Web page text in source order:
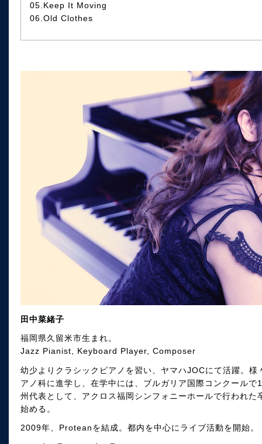
05.Keep It Moving
06.Old Clothes
田中菜緒子
福岡県久留米市生まれ。
Jazz Pianist, Keyboard Player, Composer
幼少よりクラシックピアノを習い、ヤマハJOCにて活躍。
アノ科に進学し、在学中には、ブルガリア国際コンクール
州代表として、アクロス福岡シンフォニーホールで行われ
始める。
2009年、Proteanを結成。都内を中心にライブ活動を開始